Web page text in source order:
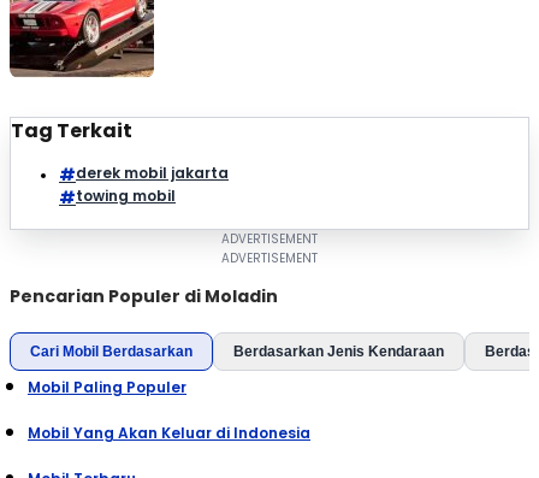
Tag Terkait
derek mobil jakarta
towing mobil
Pencarian Populer di Moladin
Cari Mobil Berdasarkan Berdasarkan Jenis Kendaraan
Mobil Paling Populer
Mobil Yang Akan Keluar di Indonesia